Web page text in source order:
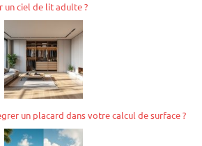
un ciel de lit adulte ?
un placard dans votre calcul de surface ?